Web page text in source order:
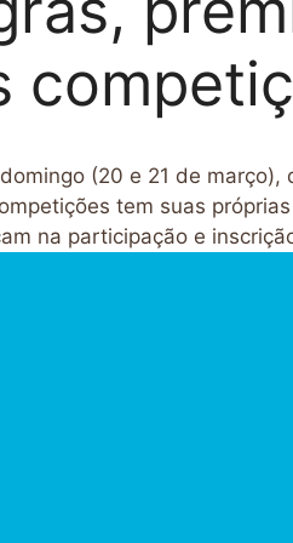
(20 e 21 de março),
tem suas
na participação e